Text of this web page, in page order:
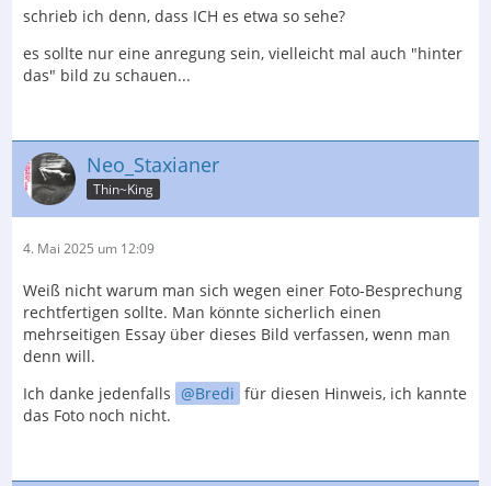
schrieb ich denn, dass ICH es etwa so sehe?
es sollte nur eine anregung sein, vielleicht mal auch "hinter
das" bild zu schauen...
Neo_Staxianer
Thin~King
4. Mai 2025 um 12:09
Weiß nicht warum man sich wegen einer Foto-Besprechung
rechtfertigen sollte. Man könnte sicherlich einen
mehrseitigen Essay über dieses Bild verfassen, wenn man
denn will.
Ich danke jedenfalls
Bredi für diesen Hinweis, ich kannte
das Foto noch nicht.